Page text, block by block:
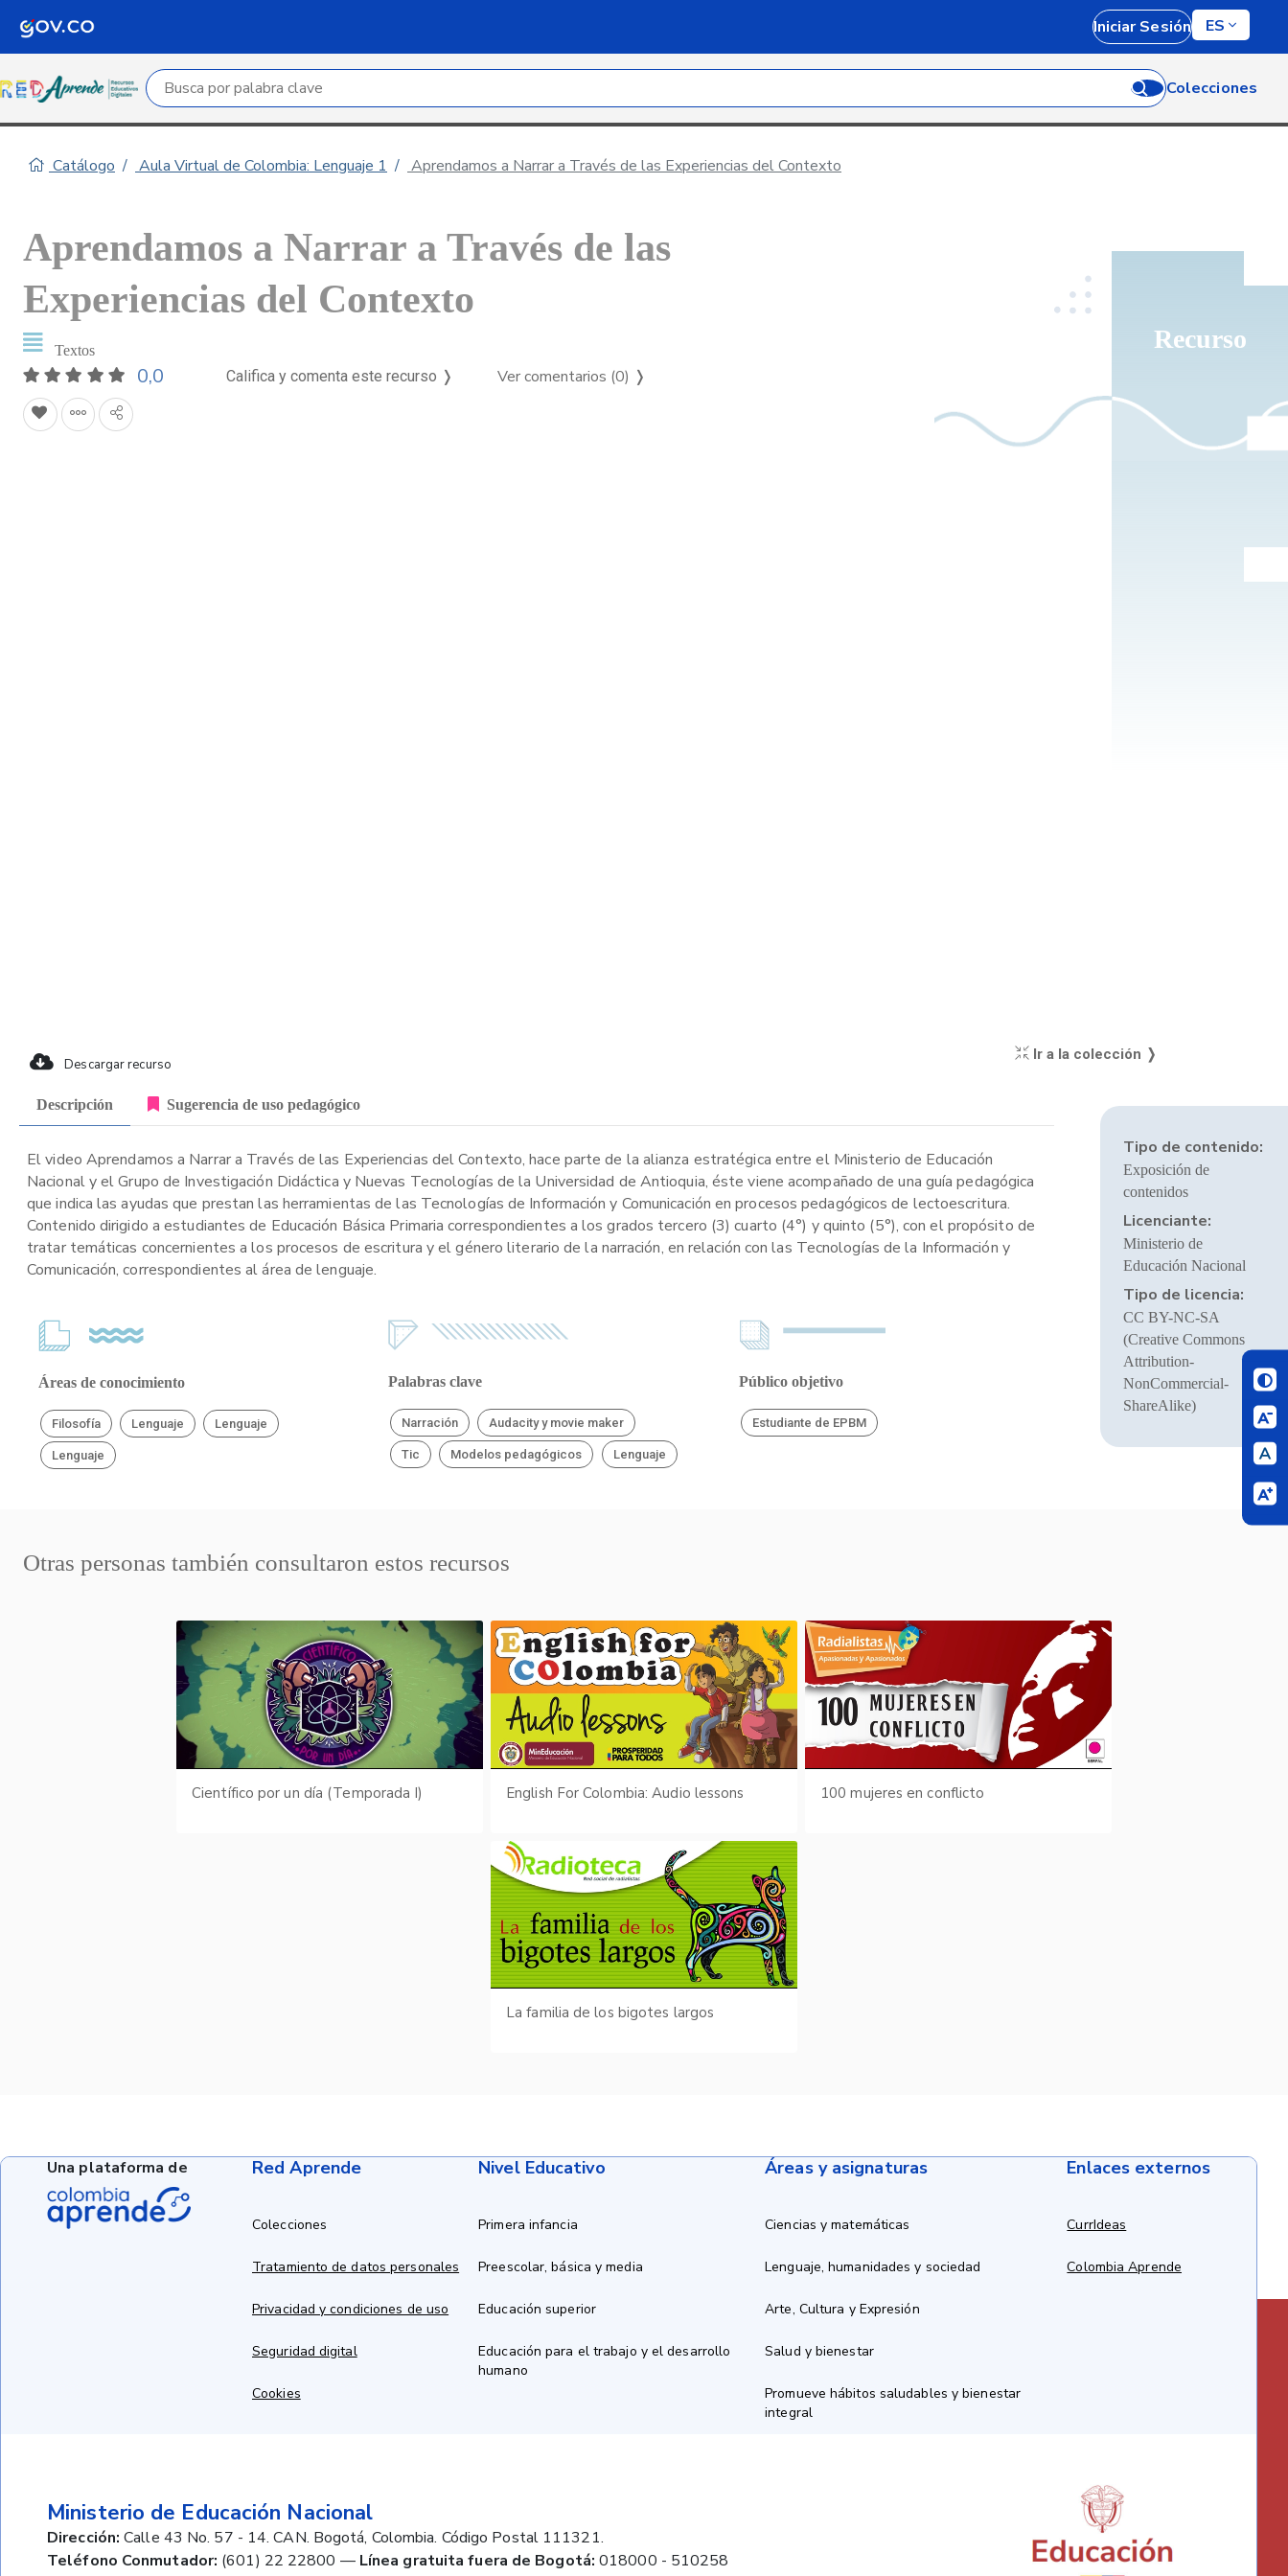
Iniciar Sesión ES
Campo de búsqueda por palabra clave Colecciones
Catálogo Aula Virtual de Colombia: Lenguaje 1 Aprendamos a Narrar a Través de las Experiencias del Contexto
Recurso
Aprendamos a Narrar a Través de las
Experiencias del Contexto
Textos
0,0 Califica y comenta este recurso ❭ Ver comentarios (0) ❭
Descargar recurso
Ir a la colección ❭
Descripción Sugerencia de uso pedagógico
El video Aprendamos a Narrar a Través de las Experiencias del Contexto, hace parte de la alianza estratégica entre el Ministerio de Educación
Nacional y el Grupo de Investigación Didáctica y Nuevas Tecnologías de la Universidad de Antioquia, éste viene acompañado de una guía pedagógica
que indica las ayudas que prestan las herramientas de las Tecnologías de Información y Comunicación en procesos pedagógicos de lectoescritura.
Contenido dirigido a estudiantes de Educación Básica Primaria correspondientes a los grados tercero (3) cuarto (4°) y quinto (5°), con el propósito de
tratar temáticas concernientes a los procesos de escritura y el género literario de la narración, en relación con las Tecnologías de la Información y
Comunicación, correspondientes al área de lenguaje.
Áreas de conocimiento
Filosofía Lenguaje Lenguaje
Lenguaje
Palabras clave
Narración Audacity y movie maker
Tic Modelos pedagógicos Lenguaje
Público objetivo
Estudiante de EPBM
Tipo de contenido:
Exposición de
contenidos
Licenciante:
Ministerio de
Educación Nacional
Tipo de licencia:
CC BY-NC-SA
(Creative Commons
Attribution-
NonCommercial-
ShareAlike)
Otras personas también consultaron estos recursos
Científico por un día (Temporada I) English For Colombia: Audio lessons 100 mujeres en conflicto
La familia de los bigotes largos
Red Aprende
Colecciones
Tratamiento de datos personales
Privacidad y condiciones de uso
Seguridad digital
Cookies
Nivel Educativo
Primera infancia
Preescolar, básica y media
Educación superior
Educación para el trabajo y el desarrollo
humano
Áreas y asignaturas
Ciencias y matemáticas
Lenguaje, humanidades y sociedad
Arte, Cultura y Expresión
Salud y bienestar
Promueve hábitos saludables y bienestar
integral
Enlaces externos
CurrIdeas
Colombia Aprende
Ministerio de Educación Nacional
Dirección: Calle 43 No. 57 - 14. CAN. Bogotá, Colombia. Código Postal 111321.
Teléfono Conmutador: (601) 22 22800 — Línea gratuita fuera de Bogotá: 018000 - 510258
Una plataforma de